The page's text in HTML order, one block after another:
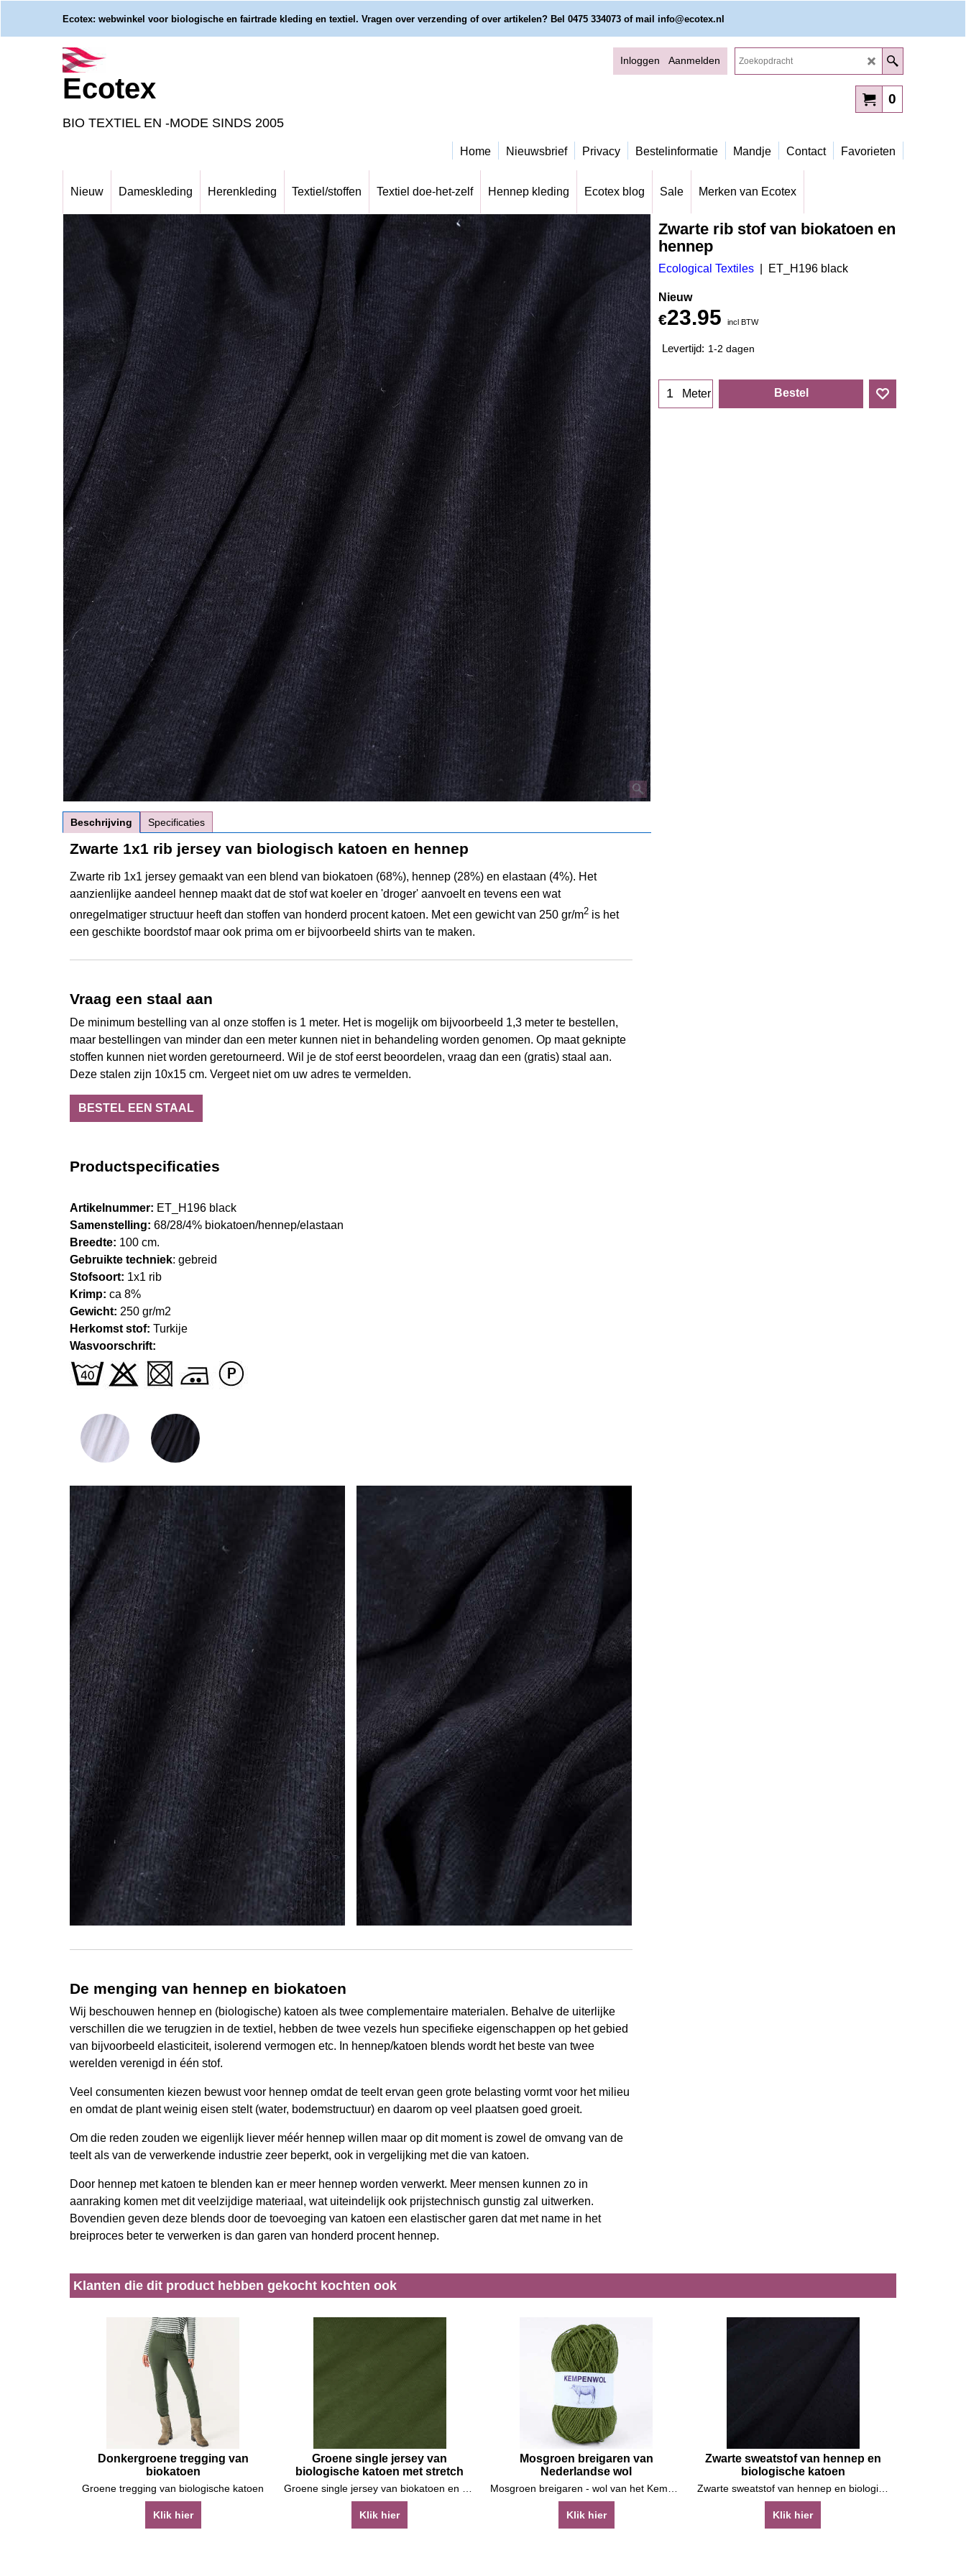
Ecotex: webwinkel voor biologische en fairtrade kleding en textiel. Vragen over verzending of over artikelen? Bel 0475 334073 of mail info@ecotex.nl
Ecotex
BIO TEXTIEL EN -MODE SINDS 2005
Inloggen Aanmelden
0
Home Nieuwsbrief Privacy Bestelinformatie Mandje Contact Favorieten
Nieuw Dameskleding Herenkleding Textiel/stoffen Textiel doe-het-zelf Hennep kleding Ecotex blog Sale Merken van Ecotex
Zwarte rib stof van biokatoen en
hennep
Ecological Textiles ET_H196 black
Nieuw
€23.95 incl BTW
Levertijd: 1-2 dagen
Meter Bestel
Beschrijving Specificaties
Zwarte 1x1 rib jersey van biologisch katoen en hennep
Zwarte rib 1x1 jersey gemaakt van een blend van biokatoen (68%), hennep (28%) en elastaan (4%). Het
aanzienlijke aandeel hennep maakt dat de stof wat koeler en 'droger' aanvoelt en tevens een wat
onregelmatiger structuur heeft dan stoffen van honderd procent katoen. Met een gewicht van 250 gr/m2 is het
een geschikte boordstof maar ook prima om er bijvoorbeeld shirts van te maken.
Vraag een staal aan
De minimum bestelling van al onze stoffen is 1 meter. Het is mogelijk om bijvoorbeeld 1,3 meter te bestellen,
maar bestellingen van minder dan een meter kunnen niet in behandeling worden genomen. Op maat geknipte
stoffen kunnen niet worden geretourneerd. Wil je de stof eerst beoordelen, vraag dan een (gratis) staal aan.
Deze stalen zijn 10x15 cm. Vergeet niet om uw adres te vermelden.
BESTEL EEN STAAL
Productspecificaties
Artikelnummer: ET_H196 black
Samenstelling: 68/28/4% biokatoen/hennep/elastaan
Breedte: 100 cm.
Gebruikte techniek: gebreid
Stofsoort: 1x1 rib
Krimp: ca 8%
Gewicht: 250 gr/m2
Herkomst stof: Turkije
Wasvoorschrift:
De menging van hennep en biokatoen
Wij beschouwen hennep en (biologische) katoen als twee complementaire materialen. Behalve de uiterlijke
verschillen die we terugzien in de textiel, hebben de twee vezels hun specifieke eigenschappen op het gebied
van bijvoorbeeld elasticiteit, isolerend vermogen etc. In hennep/katoen blends wordt het beste van twee
werelden verenigd in één stof.
Veel consumenten kiezen bewust voor hennep omdat de teelt ervan geen grote belasting vormt voor het milieu
en omdat de plant weinig eisen stelt (water, bodemstructuur) en daarom op veel plaatsen goed groeit.
Om die reden zouden we eigenlijk liever méér hennep willen maar op dit moment is zowel de omvang van de
teelt als van de verwerkende industrie zeer beperkt, ook in vergelijking met die van katoen.
Door hennep met katoen te blenden kan er meer hennep worden verwerkt. Meer mensen kunnen zo in
aanraking komen met dit veelzijdige materiaal, wat uiteindelijk ook prijstechnisch gunstig zal uitwerken.
Bovendien geven deze blends door de toevoeging van katoen een elastischer garen dat met name in het
breiproces beter te verwerken is dan garen van honderd procent hennep.
Klanten die dit product hebben gekocht kochten ook
Donkergroene tregging van
biokatoen
Groene tregging van biologische katoen
Klik hier
Groene single jersey van
biologische katoen met stretch
Groene single jersey van biokatoen en elastaan
Klik hier
Mosgroen breigaren van
Nederlandse wol
Mosgroen breigaren - wol van het Kempische heideschaap
Klik hier
Zwarte sweatstof van hennep en
biologische katoen
Zwarte sweatstof van hennep en biologische katoen
Klik hier